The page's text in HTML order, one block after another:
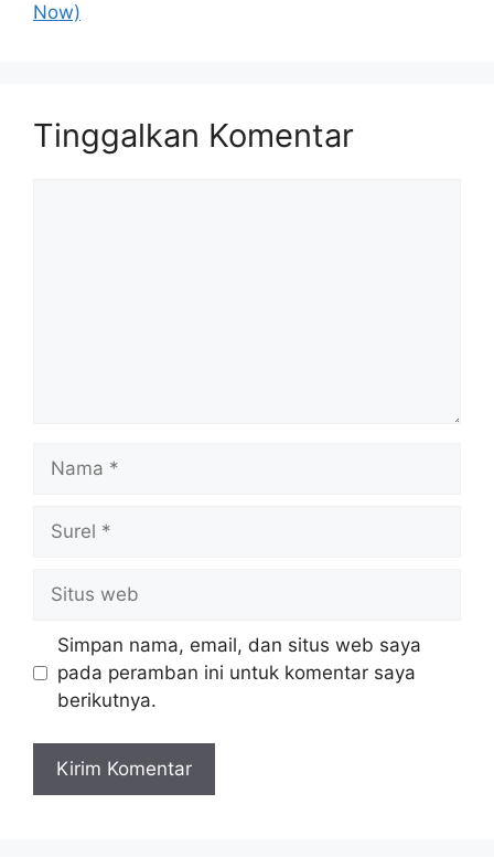
Now)
Tinggalkan Komentar
Nama
Surel
Situs
web
Simpan nama, email, dan situs web saya
pada peramban ini untuk komentar saya
berikutnya.